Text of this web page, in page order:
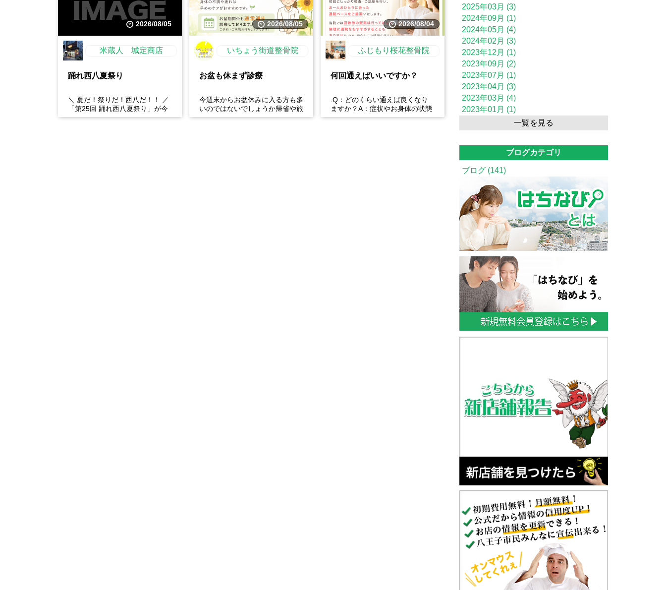
2026/08/05
米蔵人 城定商店
踊れ西八夏祭り
＼ 夏だ！祭りだ！西八だ！！ ／
「第25回 踊れ西八夏祭り」が今
年もやってくる！ 伝統の【阿波
2026/08/05
いちょう街道整骨院
お盆も休まず診療
今週末からお盆休みに入る方も多
いのではないでしょうか帰省や旅
行、長時間の運転などで、肩こ
2026/08/04
ふじもり桜花整骨院
何回通えばいいですか？
.Q：どのくらい通えば良くなり
ますか？A：症状やお身体の状態
によって異なります。初回にしっ
2025年03月 (3)
2024年09月 (1)
2024年05月 (4)
2024年02月 (3)
2023年12月 (1)
2023年09月 (2)
2023年07月 (1)
2023年04月 (3)
2023年03月 (4)
2023年01月 (1)
一覧を見る
ブログカテゴリ
ブログ (141)